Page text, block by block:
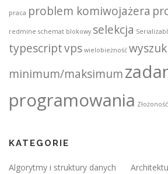
praca problem komiwojażera
redmine schemat blokowy selekcja
typescriptvps wielobieżność
minimum/maksimum
programowania
KATEGORIE
Algorytmy i struktury danych